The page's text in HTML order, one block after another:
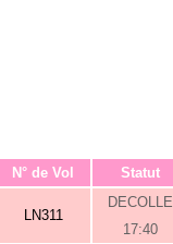
N° de Vol Statut
LN311
DECOLLE
17:40